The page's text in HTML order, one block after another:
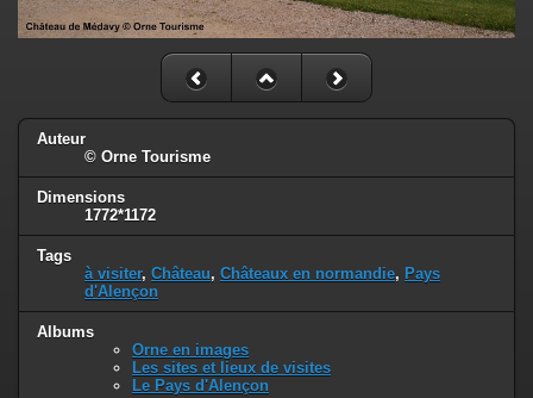
Auteur
© Orne Tourisme
Dimensions
1772*1172
Tags
à visiter, Château, Châteaux en normandie, Pays
d'Alençon
Albums
Orne en images
Les sites et lieux de visites
Le Pays d'Alençon